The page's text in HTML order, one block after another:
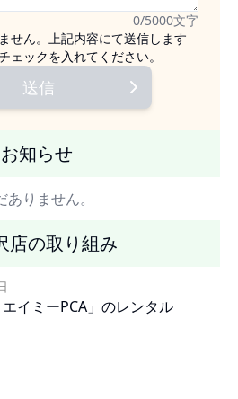
0/5000文字
せん。上記内容にて送信します
ェックを入れてください。
送信
お知らせ
ありません。
店の取り組み
エイミーPCA」のレンタル